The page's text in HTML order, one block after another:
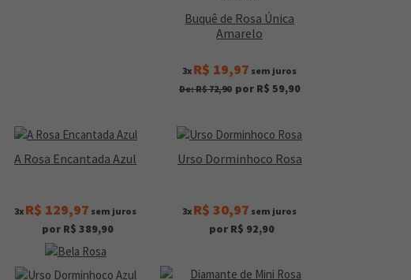
Buquê de Rosa Única
Amarelo
3x R$ 19,97 sem juros
De: R$ 72,90 por R$ 59,90
A Rosa Encantada Azul
3x R$ 129,97 sem juros
por R$ 389,90
Urso Dorminhoco Rosa
3x R$ 30,97 sem juros
por R$ 92,90